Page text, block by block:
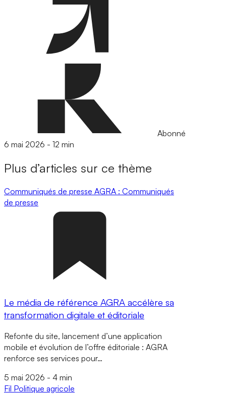
Abonné
6 mai 2026 - 12 min
Plus d’articles sur ce thème
Communiqués de presse AGRA : Communiqués
de presse
Le média de référence AGRA accélère sa
transformation digitale et éditoriale
Refonte du site, lancement d’une application
mobile et évolution de l’offre éditoriale : AGRA
renforce ses services pour…
5 mai 2026 - 4 min
Fil Politique agricole